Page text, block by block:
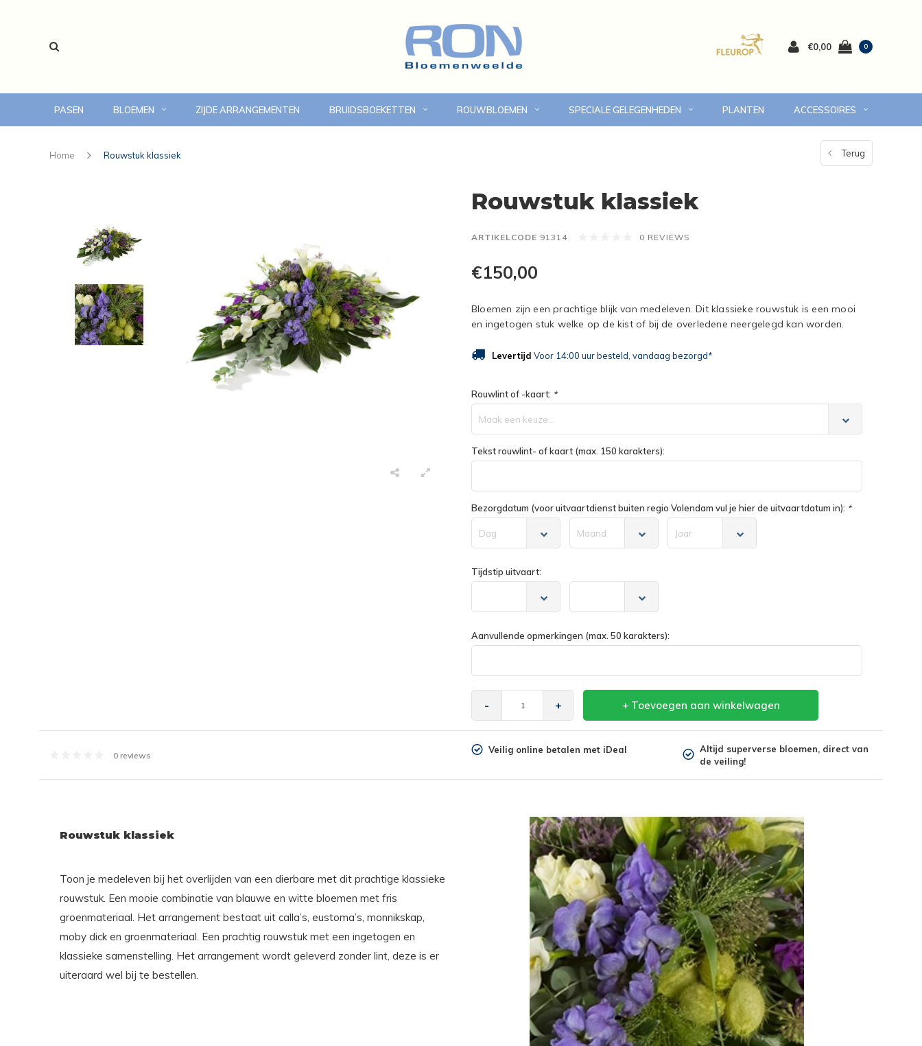
€0,00 0
PASEN BLOEMEN ZIJDE ARRANGEMENTEN BRUIDSBOEKETTEN ROUWBLOEMEN SPECIALE GELEGENHEDEN PLANTEN ACCESSOIRES
voor 14:00 uur besteld, vandaag bezorgd Online bloemen bestellen Eigen bezorgdienst in Volendam en omgeving 7 dagen versgarantie
Home Rouwstuk klassiek Terug
Rouwstuk klassiek
ARTIKELCODE 91314 0 REVIEWS
€150,00
Bloemen zijn een prachtige blijk van medeleven. Dit klassieke rouwstuk is een mooi
en ingetogen stuk welke op de kist of bij de overledene neergelegd kan worden.
Levertijd Voor 14:00 uur besteld, vandaag bezorgd*
Rouwlint of -kaart: *
Maak een keuze...
Tekst rouwlint- of kaart (max. 150 karakters):
Bezorgdatum (voor uitvaartdienst buiten regio Volendam vul je hier de uitvaartdatum in): *
Dag Maand Jaar
Tijdstip uitvaart:
Aanvullende opmerkingen (max. 50 karakters):
- + + Toevoegen aan winkelwagen
0 reviews Veilig online betalen met iDeal
Altijd superverse bloemen, direct van
de veiling!
Rouwstuk klassiek
Toon je medeleven bij het overlijden van een dierbare met dit prachtige klassieke
rouwstuk. Een mooie combinatie van blauwe en witte bloemen met fris
groenmateriaal. Het arrangement bestaat uit calla’s, eustoma’s, monnikskap,
moby dick en groenmateriaal. Een prachtig rouwstuk met een ingetogen en
klassieke samenstelling. Het arrangement wordt geleverd zonder lint, deze is er
uiteraard wel bij te bestellen.